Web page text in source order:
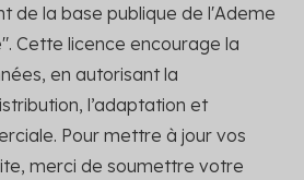
de la base publique de l'Ademe
Cette licence encourage la
en autorisant la
l’adaptation et
Pour mettre à jour vos
merci de soumettre votre